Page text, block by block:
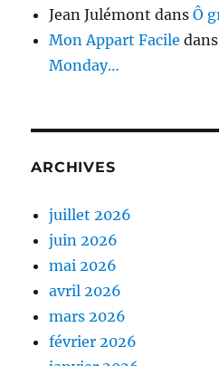
Jean Julémont dansÔ
Mon Appart Facile
Monday…
ARCHIVES
juillet 2026
juin 2026
mai 2026
avril 2026
mars 2026
février 2026